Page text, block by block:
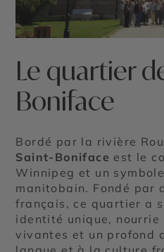
Le quartier
Boniface
Bordé par la rivière
Saint-Boniface est le
Winnipeg et un
manitobain. Fondé par
français, ce quartier a
identité unique,
vivantes et un profond